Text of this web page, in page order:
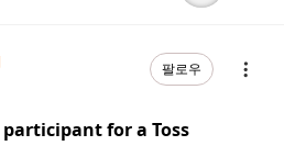
팔로우
for a Toss